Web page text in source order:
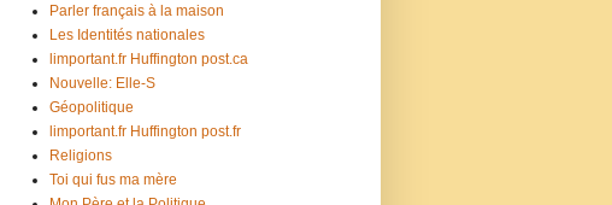
Parler français à la maison
Les Identités nationales
limportant.fr Huffington post.ca
Nouvelle: Elle-S
Géopolitique
limportant.fr Huffington post.fr
Religions
Toi qui fus ma mère